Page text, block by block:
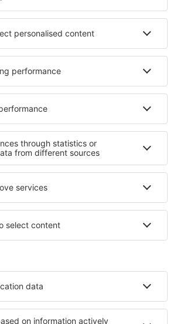
Land
nettsider
eSky.com eDestinos.com